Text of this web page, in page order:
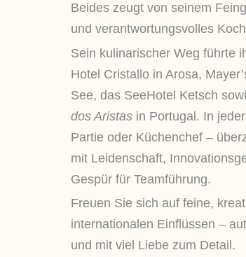
Beides zeugt von seinem
und verantwortungsvolles
Sein kulinarischer Weg führte
Hotel Cristallo in Arosa,
See, das SeeHotel Ketsch
dos Aristas in Portugal. In
Partie oder Küchenchef –
mit Leidenschaft,
Gespür für Teamführung.
Freuen Sie sich auf feine,
internationalen Einflüssen –
und mit viel Liebe zum Detail.